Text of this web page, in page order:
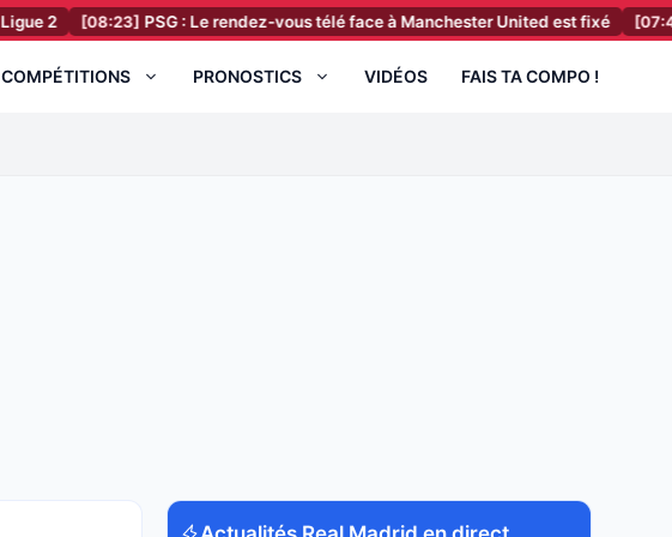
[08:23] PSG : Le rendez-vous télé face à Manchester United est fixé [07:41] FC
COMPÉTITIONS PRONOSTICS VIDÉOS FAIS TA COMPO !